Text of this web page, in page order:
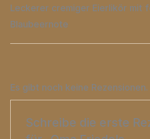
Leckerer cremiger Eierlikör mit
Blaubeernote
Es gibt noch keine Rezensionen.
Schreibe die erste